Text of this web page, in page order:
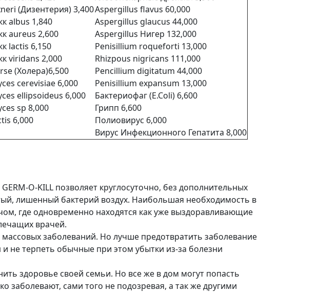
(Дизентерия) 3,400
albus 1,840
aureus 2,600
lactis 6,150
viridans 2,000
(Холера)6,500
cerevisiae 6,000
ellipsoideus 6,000
sp 8,000
6,000
Aspergillus flavus 60,000
Aspergillus glaucus 44,000
Aspergillus Нигер 132,000
Penisillium roqueforti 13,000
Rhizpous nigricans 111,000
Pencillium digitatum 44,000
Penisillium expansum 13,000
Бактериофаг (E.Coli) 6,600
Грипп 6,600
Полиовирус 6,000
Вирус Инфекционного Гепатита 8,000
O-KILL позволяет круглосуточно, без дополнительных
лишенный бактерий воздух. Наибольшая необходимость в
где одновременно находятся как уже выздоравливающие
врачей.
заболеваний. Но лучше предотвратить заболевание
не терпеть обычные при этом убытки из-за болезни
здоровье своей семьи. Но все же в дом могут попасть
сами того не подозревая, а так же другими